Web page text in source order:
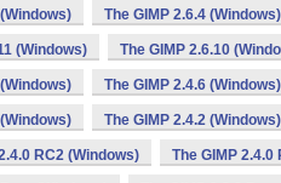
The GIMP 2.6.4 (Windows)
(Windows) The GIMP 2.6.10
The GIMP 2.4.6 (Windows)
The GIMP 2.4.2 (Windows)
RC2 (Windows) The GIMP 2.4.0